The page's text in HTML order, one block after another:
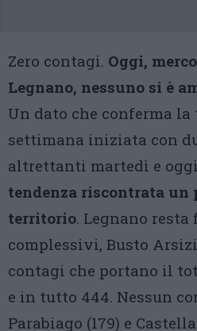
Zero contagi. Oggi,
Legnano, nessuno si è
Un dato che conferma la
settimana iniziata con
altrettanti martedì e
tendenza riscontrata un
territorio. Legnano resta
complessivi, Busto
contagi che portano il
e in tutto 444. Nessun
Parabiago (179) e